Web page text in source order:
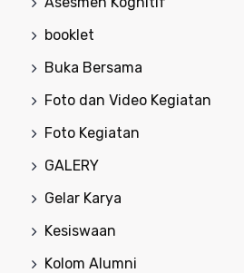
booklet
Buka Bersama
Foto dan Video Kegiatan
Foto Kegiatan
GALERY
Gelar Karya
Kesiswaan
Kolom Alumni